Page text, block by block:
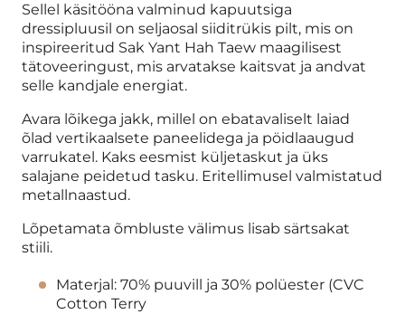
Sellel käsitööna valminud kapuutsiga
dressipluusil on seljaosal siiditrükis pilt, mis on
inspireeritud Sak Yant Hah Taew maagilisest
tätoveeringust, mis arvatakse kaitsvat ja andvat
selle kandjale energiat.
Avara lõikega jakk, millel on ebatavaliselt laiad
õlad vertikaalsete paneelidega ja pöidlaaugud
varrukatel. Kaks eesmist küljetaskut ja üks
salajane peidetud tasku. Eritellimusel valmistatud
metallnaastud.
Lõpetamata õmbluste välimus lisab särtsakat
stiili.
Materjal: 70% puuvill ja 30% polüester (CVC
Cotton Terry